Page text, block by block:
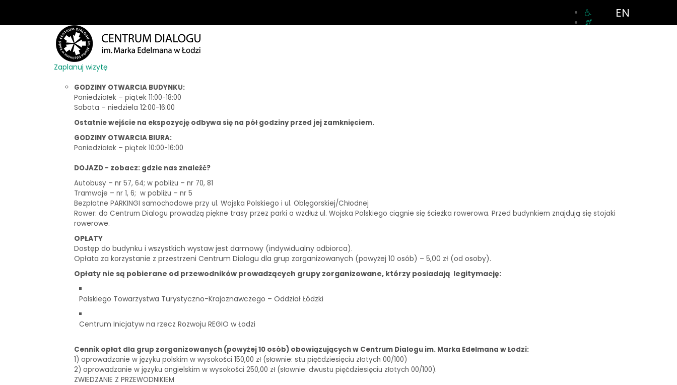
EN
Zaplanuj wizytę
GODZINY OTWARCIA BUDYNKU:
Poniedziałek – piątek 11:00-18:00
Sobota – niedziela 12:00-16:00
Ostatnie wejście na ekspozycję odbywa się na pół godziny przed jej zamknięciem.
GODZINY OTWARCIA BIURA:
Poniedziałek – piątek 10:00-16:00
DOJAZD - zobacz: gdzie nas znaleźć?
Autobusy – nr 57, 64; w pobliżu – nr 70, 81
Tramwaje – nr 1, 6; w pobliżu – nr 5
Bezpłatne PARKINGI samochodowe przy ul. Wojska Polskiego i ul. Oblęgorskiej/Chłodnej
Rower: do Centrum Dialogu prowadzą piękne trasy przez parki a wzdłuż ul. Wojska Polskiego ciągnie się ścieżka rowerowa. Przed budynkiem znajdują się stojaki
rowerowe.
OPŁATY
Dostęp do budynku i wszystkich wystaw jest darmowy (indywidualny odbiorca).
Opłata za korzystanie z przestrzeni Centrum Dialogu dla grup zorganizowanych (powyżej 10 osób) – 5,00 zł (od osoby).
Opłaty nie są pobierane od przewodników prowadzących grupy zorganizowane, którzy posiadają legitymację:
Polskiego Towarzystwa Turystyczno-Krajoznawczego – Oddział Łódzki
Centrum Inicjatyw na rzecz Rozwoju REGIO w Łodzi
Cennik opłat dla grup zorganizowanych (powyżej 10 osób) obowiązujących w Centrum Dialogu im. Marka Edelmana w Łodzi:
1) oprowadzanie w języku polskim w wysokości 150,00 zł (słownie: stu pięćdziesięciu złotych 00/100)
2) oprowadzanie w języku angielskim w wysokości 250,00 zł (słownie: dwustu pięćdziesięciu złotych 00/100).
ZWIEDZANIE Z PRZEWODNIKIEM